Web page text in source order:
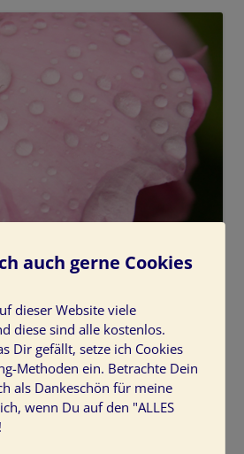
auch gerne Cookies
dieser Website viele
diese sind alle kostenlos.
Dir gefällt, setze ich Cookies
Methoden ein. Betrachte Dein
als Dankeschön für meine
wenn Du auf den "ALLES